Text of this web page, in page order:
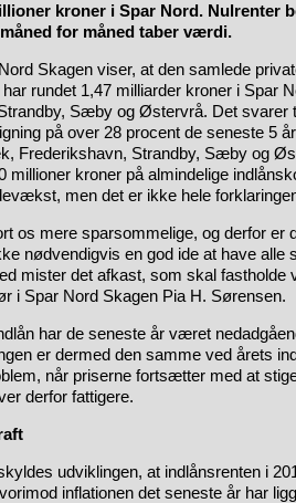
kroner i Spar Nord. Nulrenter
for måned taber værdi.
Skagen viser, at den samlede
rundet 1,47 milliarder kroner i Spar
Sæby og Østervrå. Det svarer
på over 28 procent de seneste 5
Frederikshavn, Strandby, Sæby og
millioner kroner på almindelige
men det er ikke hele
os mere sparsommelige, og derfor er
nødvendigvis en god ide at have alle
mister det afkast, som skal
i Spar Nord Skagen Pia H. Sørensen.
har de seneste år været
er dermed den samme ved årets
når priserne fortsætter med at
derfor fattigere.
udviklingen, at indlånsrenten i
inflationen det seneste år har